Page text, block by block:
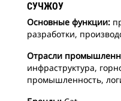
СУЧЖОУ
Основные функции:
разработки,
Отрасли
инфраструктура,
промышленность,